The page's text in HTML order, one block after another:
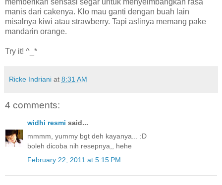
manis dari cakenya. Klo mau ganti dengan buah lain
misalnya kiwi atau strawberry. Tapi aslinya memang pake
mandarin orange.
Try it! ^_*
Ricke Indriani at 8:31 AM
4 comments:
widhi resmi said...
mmmm, yummy bgt deh kayanya... :D
boleh dicoba nih resepnya,, hehe
February 22, 2011 at 5:15 PM